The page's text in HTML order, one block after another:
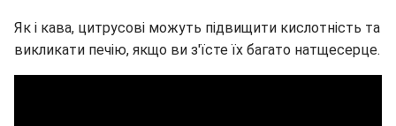
Як і кава, цитрусові можуть підвищити кислотність та
викликати печію, якщо ви з'їсте їх багато натщесерце.